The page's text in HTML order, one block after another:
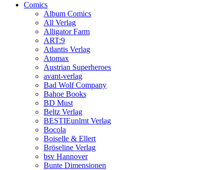
Comics
Album Comics
All Verlag
Alligator Farm
ART:9
Atlantis Verlag
Atomax
Austrian Superheroes
avant-verlag
Bad Wolf Company
Bahoe Books
BD Must
Beltz Verlag
BESTIEunlmt Verlag
Bocola
Boiselle & Ellert
Bröseline Verlag
bsv Hannover
Bunte Dimensionen